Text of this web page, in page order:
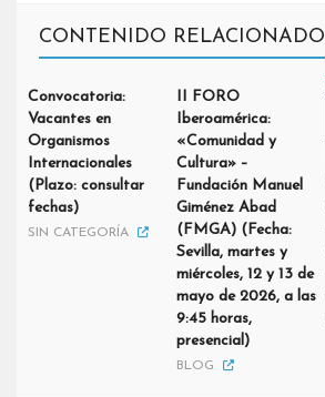
CONTENIDO RELACIONADO
Convocatoria:
Vacantes en
Organismos
Internacionales
(Plazo: consultar
fechas)
SIN CATEGORÍA
II FORO
Iberoamérica:
«Comunidad y
Cultura» –
Fundación Manuel
Giménez Abad
(FMGA) (Fecha:
Sevilla, martes y
miércoles, 12 y 13 de
mayo de 2026, a las
9:45 horas,
presencial)
BLOG